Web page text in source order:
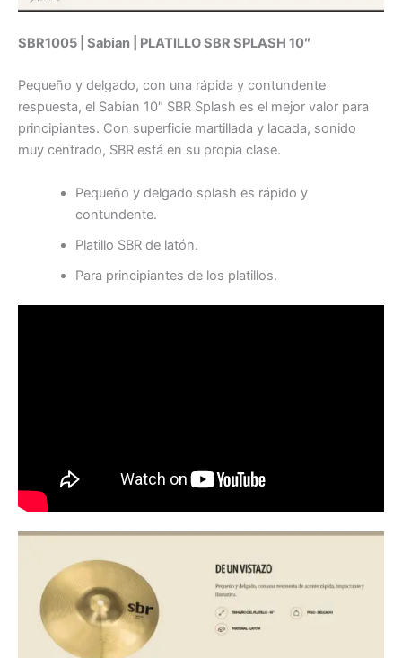
SBR1005 | Sabian | PLATILLO SBR SPLASH 10″
Pequeño y delgado, con una rápida y contundente
respuesta, el Sabian 10″ SBR Splash es el mejor valor para
principiantes. Con superficie martillada y lacada, sonido
muy centrado, SBR está en su propia clase.
Pequeño y delgado splash es rápido y
contundente.
Platillo SBR de latón.
Para principiantes de los platillos.